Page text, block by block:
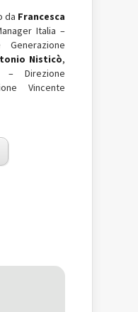
da Francesca
Italia –
Generazione
Nisticò,
– Direzione
Vincente